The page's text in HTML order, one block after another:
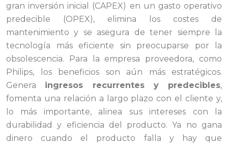
gran inversión inicial (CAPEX) en un gasto operativo
predecible (OPEX), elimina los costes de
mantenimiento y se asegura de tener siempre la
tecnología más eficiente sin preocuparse por la
obsolescencia. Para la empresa proveedora, como
Philips, los beneficios son aún más estratégicos.
Genera ingresos recurrentes y predecibles,
fomenta una relación a largo plazo con el cliente y,
lo más importante, alinea sus intereses con la
durabilidad y eficiencia del producto. Ya no gana
dinero cuando el producto falla y hay que